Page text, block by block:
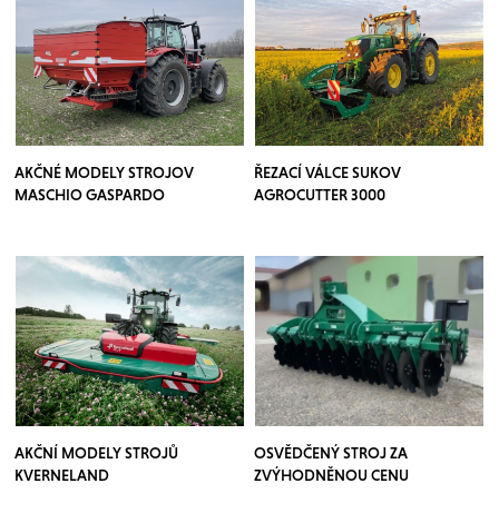
AKČNÉ MODELY STROJOV
MASCHIO GASPARDO
ŘEZACÍ VÁLCE SUKOV
AGROCUTTER 3000
AKČNÍ MODELY STROJŮ
KVERNELAND
OSVĚDČENÝ STROJ ZA
ZVÝHODNĚNOU CENU